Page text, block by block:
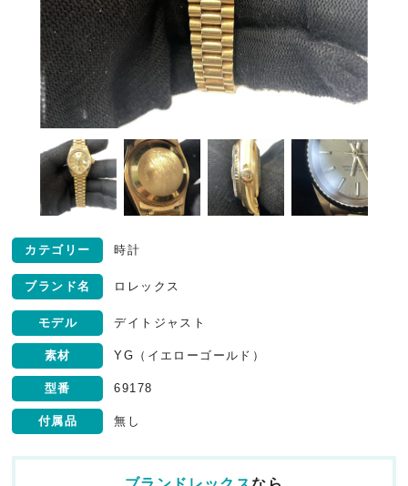
カテゴリー 時計
ブランド名 ロレックス
モデル デイトジャスト
素材 YG（イエローゴールド）
型番 69178
付属品 無し